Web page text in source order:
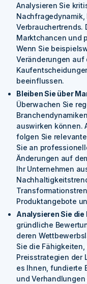
Analysieren Sie
Verbrauchertrends.
Marktchancen und
Wenn Sie
Veränderungen auf
beeinflussen.
Bleiben Sie über
Überwachen Sie
auswirken können.
folgen Sie
Sie an
Änderungen auf
Ihr Unternehmen
Produktangebote
Analysieren Sie
gründliche
deren
Sie die
Preisstrategien der
es Ihnen, fundierte
und